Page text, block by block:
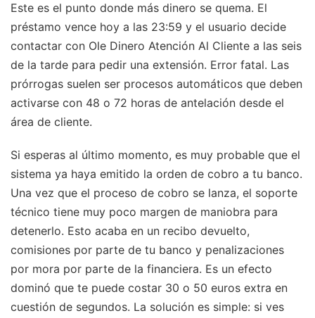
Este es el punto donde más dinero se quema. El
préstamo vence hoy a las 23:59 y el usuario decide
contactar con Ole Dinero Atención Al Cliente a las seis
de la tarde para pedir una extensión. Error fatal. Las
prórrogas suelen ser procesos automáticos que deben
activarse con 48 o 72 horas de antelación desde el
área de cliente.
Si esperas al último momento, es muy probable que el
sistema ya haya emitido la orden de cobro a tu banco.
Una vez que el proceso de cobro se lanza, el soporte
técnico tiene muy poco margen de maniobra para
detenerlo. Esto acaba en un recibo devuelto,
comisiones por parte de tu banco y penalizaciones
por mora por parte de la financiera. Es un efecto
dominó que te puede costar 30 o 50 euros extra en
cuestión de segundos. La solución es simple: si ves